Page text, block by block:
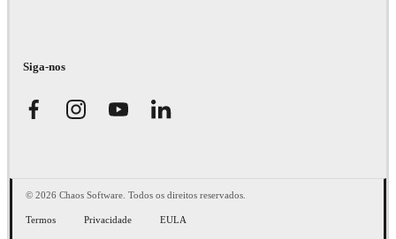
Siga-nos
© 2026 Chaos Software. Todos os direitos reservados.
Termos Privacidade EULA